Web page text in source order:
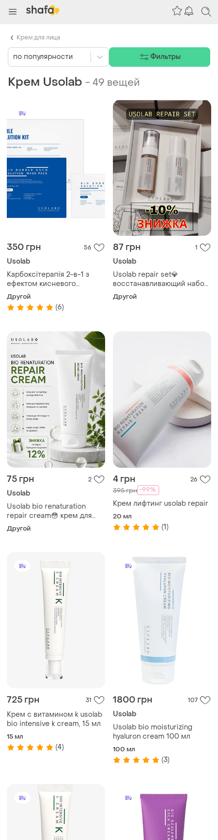
Крем Usolab -49 вещей
350 грн 56
Usolab
Карбоксітерапія 2-в-1 з
ефектом кисневого
ліфтингу usolab bio bubble
asco solution
Другой
(6)
87 грн 1
Usolab
Usolab repair set💎
восстанавливающий набор
— регенерация и
успокоение
Другой
75 грн 2
Usolab
Usolab bio renaturation
repair cream😳 крем для
интенсивной регенерации
и омоложения кожи юсораб
Другой
4 грн 26
395 грн -99%
Крем лифтинг usolab repair
20 мл
(1)
725 грн 31
Кpeм с витамином k usolab
bio intensive k cream, 15 мл
15 мл
(4)
1800 грн 107
Usolab
Usolab bio moisturizing
hyaluron cream 100 мл
100 мл
(3)
по популярности Фильтры
Крем для лица